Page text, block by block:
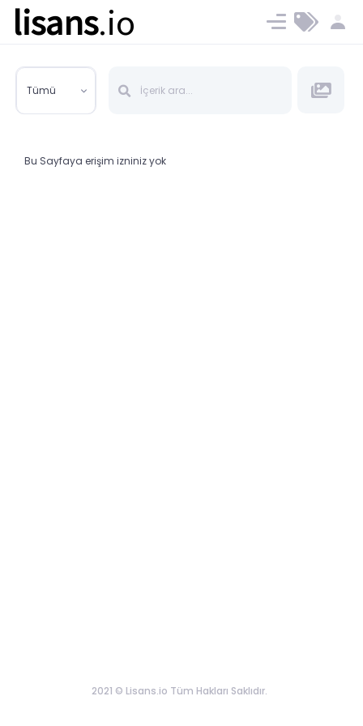
lisans.io Ücret ve Planlar
Tümü
Bu Sayfaya erişim izniniz yok
2021 © Lisans.io Tüm Hakları Saklıdır.